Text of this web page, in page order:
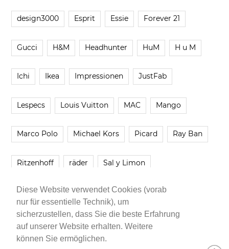
Diese Website verwendet Cookies (vorab
nur für essentielle Technik), um
sicherzustellen, dass Sie die beste Erfahrung
auf unserer Website erhalten. Weitere
können Sie ermöglichen.
design3000 Esprit Essie Forever 21
Gucci H&M Headhunter HuM H u M
Ichi Ikea Impressionen JustFab
Lespecs Louis Vuitton MAC Mango
Marco Polo Michael Kors Picard Ray Ban
Ritzenhoff räder Sal y Limon
Smartbuyglasses smash! Steve Madden
Younique Zara